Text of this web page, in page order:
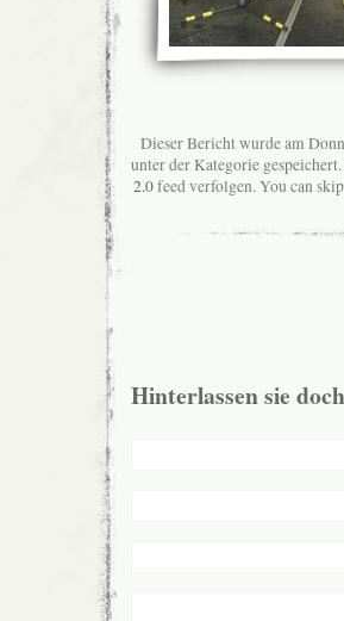
Dieser Bericht wurde am
unter der Kategorie
2.0feed verfolgen. You can
Hinterlassen sie